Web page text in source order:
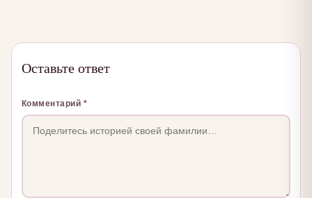
Оставьте ответ
Комментарий *